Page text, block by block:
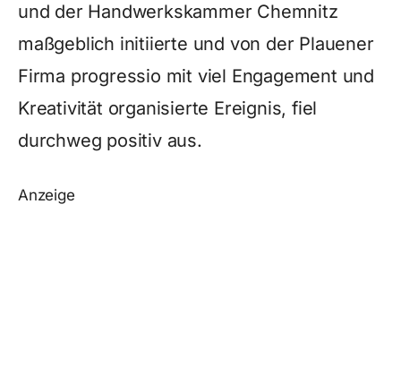
und der Handwerkskammer Chemnitz
maßgeblich initiierte und von der Plauener
Firma progressio mit viel Engagement und
Kreativität organisierte Ereignis, fiel
durchweg positiv aus.
Anzeige